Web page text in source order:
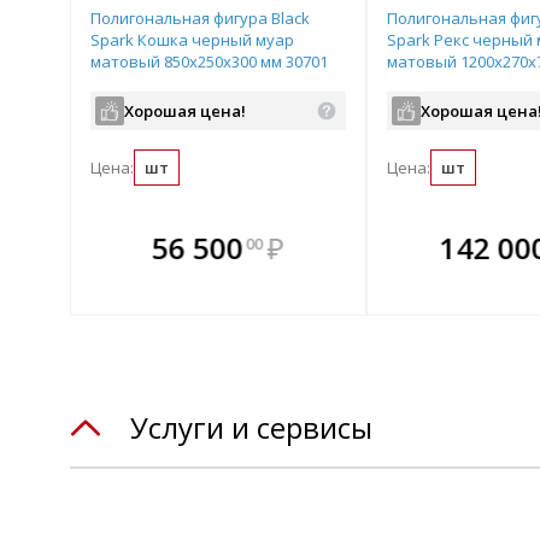
Полигональная фигура Black
Spark Кошка черный муар
матовый 850х250х300 мм 30701
Хорошая цена!
Цена: шт
56 50000 ₽
В
всегда
Полигональная
Spark Рекс черный
матовый
Хорошая цена!
Цена: шт
В комплекте
всегда выгоднее!
142
Услуги и сервисы